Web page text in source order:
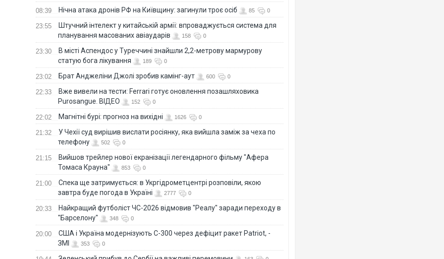
08:39 Нічна атака дронів РФ на Київщину: загинули троє осіб 85 0
23:55
Штучний інтелект у китайській армії: впроваджується система для
планування масованих авіаударів
158 0
23:30
В місті Аспендос у Туреччині знайшли 2,2-метрову мармурову
статую бога лікування
189 0
23:02 Брат Анджеліни Джолі зробив камінг-аут 600 0
22:33
Вже вивели на тести: Ferrari готує оновлення позашляховика
Purosangue. ВІДЕО
152 0
22:02 Магнітні бурі: прогноз на вихідні 1626 0
21:32
У Чехії суд вирішив вислати росіянку, яка вийшла заміж за чеха по
телефону
502 0
21:15
Вийшов трейлер нової екранізації легендарного фільму "Афера
Томаса Крауна"
853 0
21:00
Спека ще затримується: в Укргідрометцентрі розповіли, якою
завтра буде погода в Україні
2777 0
20:33
Найкращий футболіст ЧС-2026 відмовив "Реалу" заради переходу в
"Барселону"
348 0
20:00
США і Україна модернізують С-300 через дефіцит ракет Patriot, -
ЗМІ
353 0